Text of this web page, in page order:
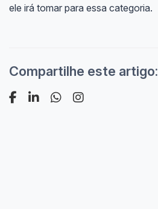
ele irá tomar para essa categoria.
Compartilhe este artigo: